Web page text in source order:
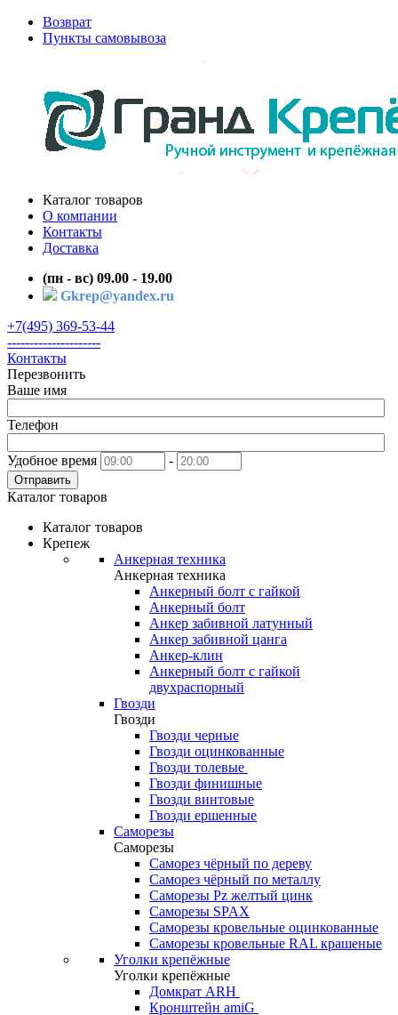
Возврат
Пункты самовывоза
Каталог товаров
О компании
Контакты
Доставка
(пн - вс) 09.00 - 19.00
Gkrep@yandex.ru
+7(495) 369-53-44
---------------------
Контакты
Перезвонить
Ваше имя
Телефон
Удобное время -
Отправить
Каталог товаров
Каталог товаров
Крепеж
Анкерная техника
Анкерная техника
Анкерный болт с гайкой
Анкерный болт
Анкер забивной латунный
Анкер забивной цанга
Анкер-клин
Анкерный болт с гайкой
двухраспорный
Гвозди
Гвозди
Гвозди черные
Гвозди оцинкованные
Гвозди толевые
Гвозди финишные
Гвозди винтовые
Гвозди ершенные
Саморезы
Саморезы
Саморез чёрный по дереву
Саморез чёрный по металлу
Саморезы Pz желтый цинк
Саморезы SPAX
Саморезы кровельные оцинкованные
Саморезы кровельные RAL крашеные
Уголки крепёжные
Уголки крепёжные
Домкрат ARH
Кронштейн amiG